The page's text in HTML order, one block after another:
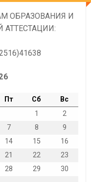
ОБРАЗОВАНИЯ И
АТТЕСТАЦИИ:
Пт Сб
Вс
1
2
7 8
9
14 15
16
21 22
23
28 29
30